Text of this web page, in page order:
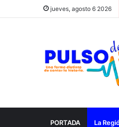
jueves, agosto 6 2026
PORTADA La